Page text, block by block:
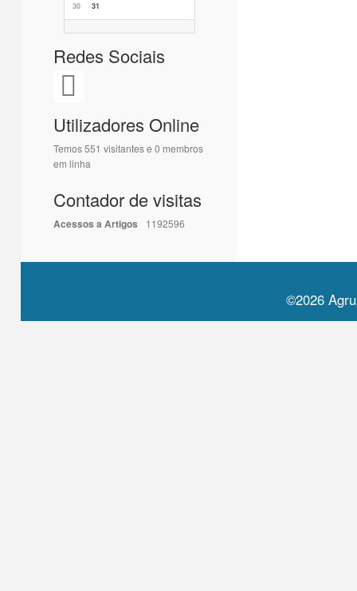
30
31
Redes Sociais
Utilizadores Online
Temos 551 visitantes e 0 membros
em linha
Contador de visitas
Acessos a Artigos 1192596
©2026